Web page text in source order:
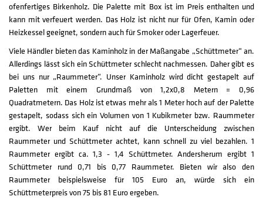
ofenfertiges Birkenholz. Die Palette mit Box ist im Preis enthalten und
kann mit verfeuert werden. Das Holz ist nicht nur für Ofen, Kamin oder
Heizkessel geeignet, sondern auch für Smoker oder Lagerfeuer.
Viele Händler bieten das Kaminholz in der Maßangabe „Schüttmeter“ an.
Allerdings lässt sich ein Schüttmeter schlecht nachmessen. Daher gibt es
bei uns nur „Raummeter“. Unser Kaminholz wird dicht gestapelt auf
Paletten mit einem Grundmaß von 1,2x0,8 Metern = 0,96
Quadratmetern. Das Holz ist etwas mehr als 1 Meter hoch auf der Palette
gestapelt, sodass sich ein Volumen von 1 Kubikmeter bzw. Raummeter
ergibt. Wer beim Kauf nicht auf die Unterscheidung zwischen
Raummeter und Schüttmeter achtet, kann schnell zu viel bezahlen. 1
Raummeter ergibt ca. 1,3 - 1,4 Schüttmeter. Andersherum ergibt 1
Schüttmeter rund 0,71 bis 0,77 Raummeter. Bieten wir also den
Raummeter beispielsweise für 105 Euro an, würde sich ein
Schüttmeterpreis von 75 bis 81 Euro ergeben.